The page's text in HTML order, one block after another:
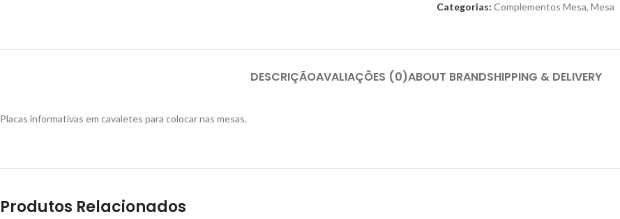
Categorias: Complementos Mesa, Mesa
DESCRIÇÃOAVALIAÇÕES (0)ABOUT BRANDSHIPPING & DELIVERY
Placas informativas em cavaletes para colocar nas mesas.
Produtos Relacionados